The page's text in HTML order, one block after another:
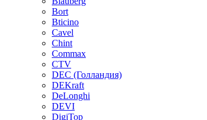
Bort
Bticino
Cavel
Chint
Commax
CTV
DEC (Голландия)
DEKraft
DeLonghi
DEVI
DigiTop